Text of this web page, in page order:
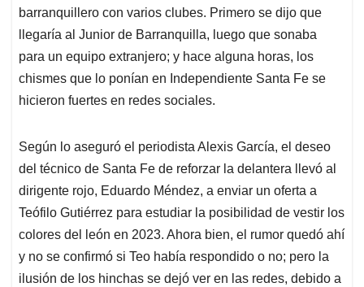
p
k
n
barranquillero con varios clubes. Primero se dijo que
llegaría al Junior de Barranquilla, luego que sonaba
para un equipo extranjero; y hace alguna horas, los
chismes que lo ponían en Independiente Santa Fe se
hicieron fuertes en redes sociales.
Según lo aseguró el periodista Alexis García, el deseo
del técnico de Santa Fe de reforzar la delantera llevó al
dirigente rojo, Eduardo Méndez, a enviar un oferta a
Teófilo Gutiérrez para estudiar la posibilidad de vestir los
colores del león en 2023. Ahora bien, el rumor quedó ahí
y no se confirmó si Teo había respondido o no; pero la
ilusión de los hinchas se dejó ver en las redes, debido a